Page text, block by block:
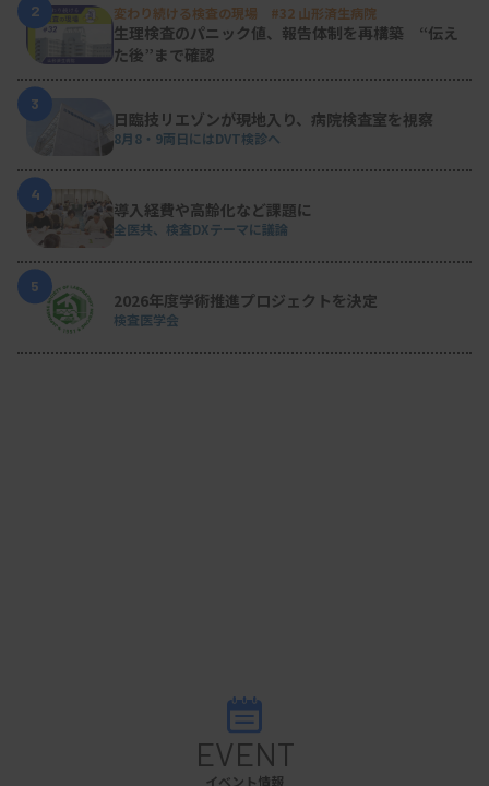
2 変わり続ける検査の現場 #32 山形済生病院
生理検査のパニック値、報告体制を再構築 “伝え
た後”まで確認
3
日臨技リエゾンが現地入り、病院検査室を視察
8月8・9両日にはDVT検診へ
4
導入経費や高齢化など課題に
全医共、検査DXテーマに議論
5
2026年度学術推進プロジェクトを決定
検査医学会
EVENT
イベント情報